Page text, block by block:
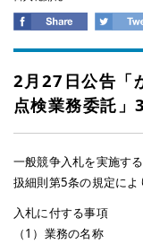
2月27日公告「
点検業務委託
一般競争入札を実施す
扱細則第5条の規定によ
入札に付する事項
（1）業務の名称